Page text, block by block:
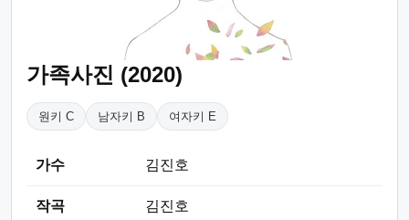
가족사진 (2020)
원키 C 남자키 B 여자키 E
가수 김진호
작곡 김진호